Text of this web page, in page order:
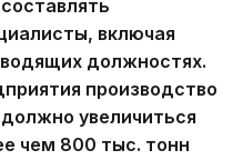
включая
должностях.
производство
увеличиться
чем 800 тыс. тонн